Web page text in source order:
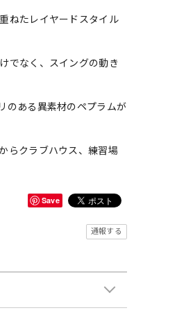
ねたレイヤードスタイル
でなく、スイングの動き
のある異素材のペプラムが
らクラブハウス、練習場
Save
通報する